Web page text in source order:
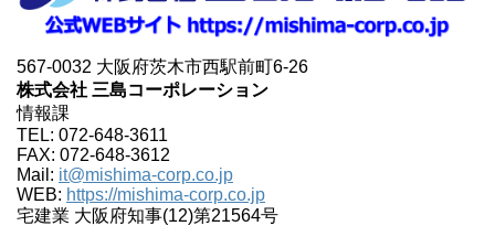
567-0032 大阪府茨木市西駅前町6-26
株式会社 三島コーポレーション
情報課
TEL: 072-648-3611
FAX: 072-648-3612
Mail: it@mishima-corp.co.jp
WEB: https://mishima-corp.co.jp
宅建業 大阪府知事(12)第21564号